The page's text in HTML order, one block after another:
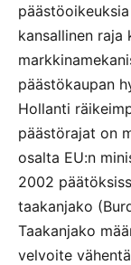
kansallinen raja
päästökaupan
Hollanti
päästörajat on
osalta EU:n
2002
taakanjako
Taakanjako
velvoite